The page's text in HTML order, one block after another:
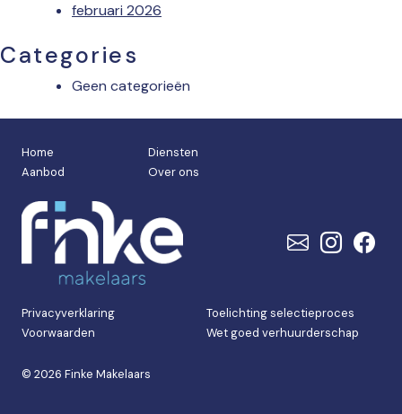
februari 2026
Categories
Geen categorieën
© 2026 Finke Makelaars
Privacyverklaring
Voorwaarden
Toelichting selectieproces
Wet goed verhuurderschap
Home
Aanbod
Diensten
Over ons